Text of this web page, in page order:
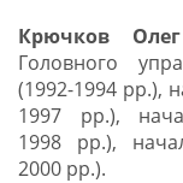
Крючков
Головного
(1992-1994 рр.),
1997 рр.),
1998 рр.),
2000 рр.).